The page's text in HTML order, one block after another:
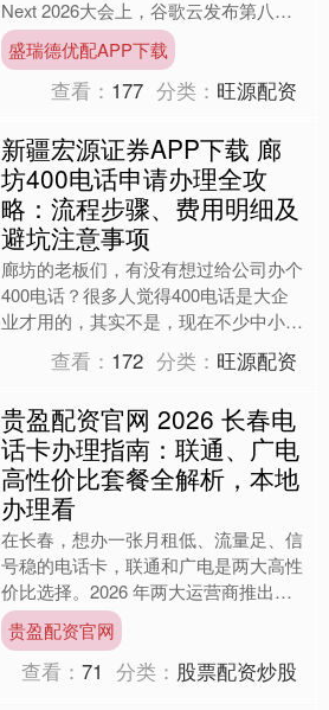
Next 2026大会上，谷歌云发布第八代
张量处理器（TPU）的两款新品——专
为....
盛瑞德优配APP下载
查看： 177 分类： 旺源配资
新疆宏源证券APP下载 廊
坊400电话申请办理全攻
略：流程步骤、费用明细及
避坑注意事项
廊坊的老板们，有没有想过给公司办个
400电话？很多人觉得400电话是大企
业才用的，其实不是，现在不少中小企
业也在用，能让客户觉得公司更正规，
联系起来也方便。但办....
查看： 172 分类： 旺源配资
贵盈配资官网 2026 长春电
话卡办理指南：联通、广电
高性价比套餐全解析，本地
办理看
在长春，想办一张月租低、流量足、信
号稳的电话卡，联通和广电是两大高性
价比选择。2026 年两大运营商推出多
款专属套餐，从 29 元超低价到 41 元
大流量全覆盖....
贵盈配资官网
查看：71 分类： 股票配资炒股